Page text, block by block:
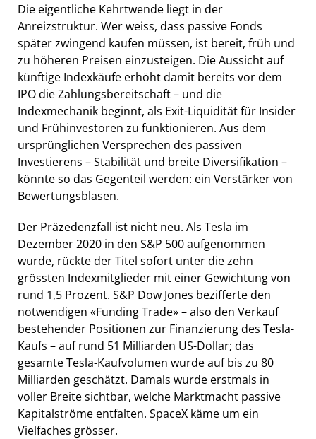
Die eigentliche Kehrtwende liegt in der
Anreizstruktur. Wer weiss, dass passive Fonds
später zwingend kaufen müssen, ist bereit, früh und
zu höheren Preisen einzusteigen. Die Aussicht auf
künftige Indexkäufe erhöht damit bereits vor dem
IPO die Zahlungsbereitschaft – und die
Indexmechanik beginnt, als Exit-Liquidität für Insider
und Frühinvestoren zu funktionieren. Aus dem
ursprünglichen Versprechen des passiven
Investierens – Stabilität und breite Diversifikation –
könnte so das Gegenteil werden: ein Verstärker von
Bewertungsblasen.
Der Präzedenzfall ist nicht neu. Als Tesla im
Dezember 2020 in den S&P 500 aufgenommen
wurde, rückte der Titel sofort unter die zehn
grössten Indexmitglieder mit einer Gewichtung von
rund 1,5 Prozent. S&P Dow Jones bezifferte den
notwendigen «Funding Trade» – also den Verkauf
bestehender Positionen zur Finanzierung des Tesla-
Kaufs – auf rund 51 Milliarden US-Dollar; das
gesamte Tesla-Kaufvolumen wurde auf bis zu 80
Milliarden geschätzt. Damals wurde erstmals in
voller Breite sichtbar, welche Marktmacht passive
Kapitalströme entfalten. SpaceX käme um ein
Vielfaches grösser.